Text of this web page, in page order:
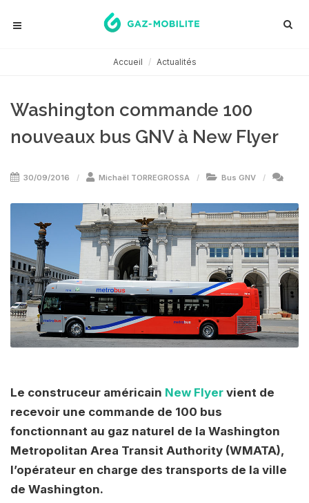
Accueil Actualités
Washington commande 100
nouveaux bus GNV à New Flyer
30/09/2016 Michaël TORREGROSSA Bus GNV
Le construceur américain New Flyer vient de
recevoir une commande de 100 bus
fonctionnant au gaz naturel de la Washington
Metropolitan Area Transit Authority (WMATA),
l’opérateur en charge des transports de la ville
de Washington.